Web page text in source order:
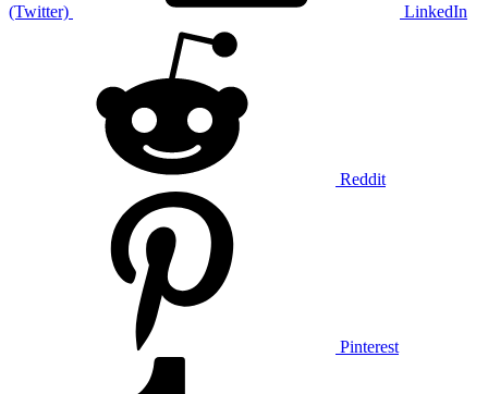
(Twitter) LinkedIn
Reddit
Pinterest